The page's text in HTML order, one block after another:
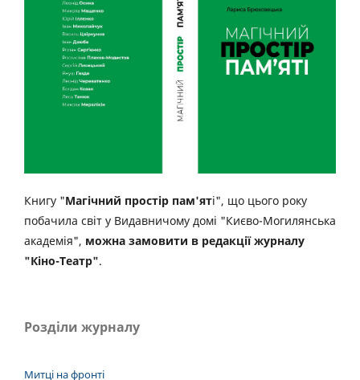
Книгу "Магічний простір пам'яті", що цього року
побачила світ у Видавничому домі "Києво-Могилянська
академія", можна замовити в редакції журналу
"Кіно-Театр".
Розділи журналу
Митці на фронті